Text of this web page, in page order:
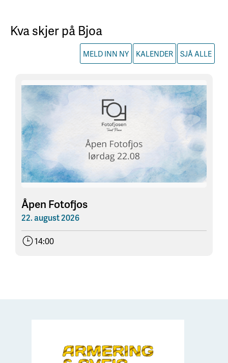
Kva skjer på Bjoa
MELD INN NY KALENDER SJÅ ALLE
Åpen Fotofjos
22. august 2026
14:00